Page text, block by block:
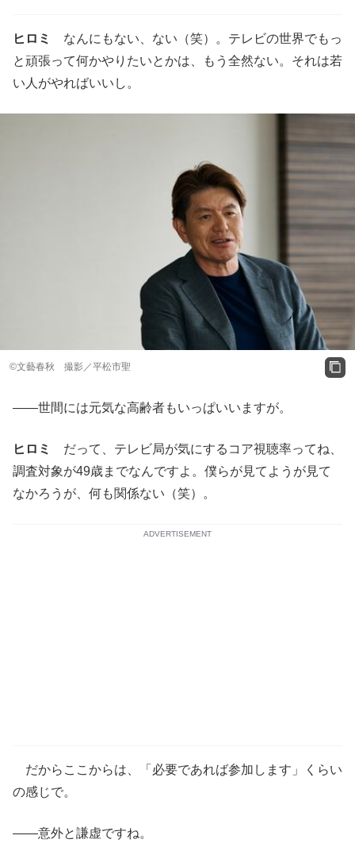
ヒロミ
なんにもない、ない（笑）。テレビの世界でもっ
と頑張って何かやりたいとかは、もう全然ない。それは若
い人がやればいいし。
©文藝春秋 撮影／平松市聖
――世間には元気な高齢者もいっぱいいますが。
ヒロミ
だって、テレビ局が気にするコア視聴率ってね、
調査対象が49歳までなんですよ。僕らが見てようが見て
なかろうが、何も関係ない（笑）。
ADVERTISEMENT
だからここからは、「必要であれば参加します」くらい
の感じで。
――意外と謙虚ですね。